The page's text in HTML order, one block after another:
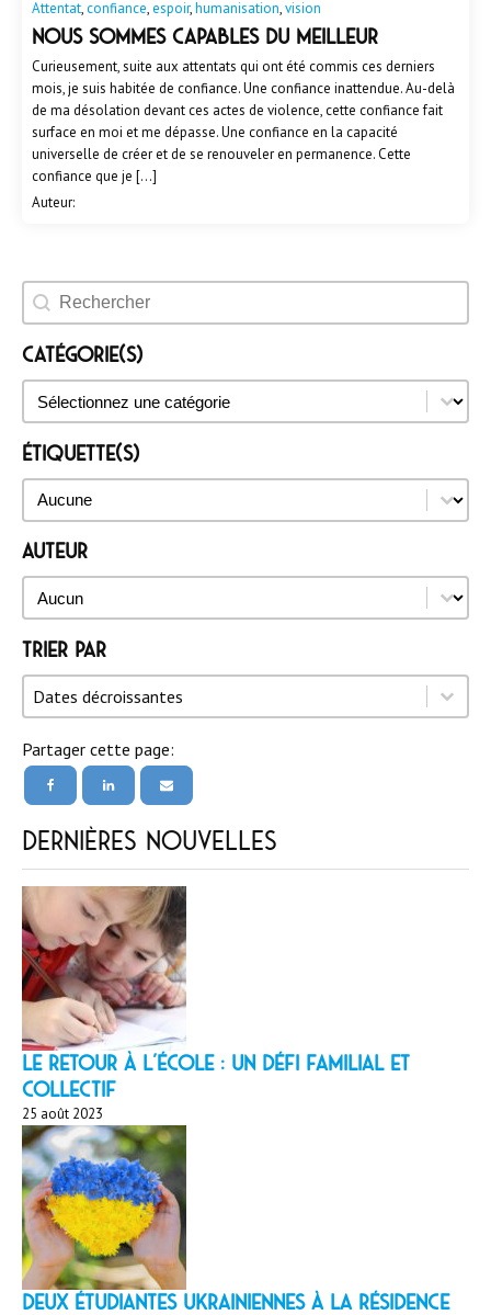
Attentat,confiance,espoir,humanisation,vision
NOUS SOMMES CAPABLES DU MEILLEUR
Curieusement, suite aux attentats qui ont été commis ces derniers
mois, je suis habitée de confiance. Une confiance inattendue. Au-delà
de ma désolation devant ces actes de violence, cette confiance fait
surface en moi et me dépasse. Une confiance en la capacité
universelle de créer et de se renouveler en permanence. Cette
confiance que je […]
Auteur:
Rechercher un évènement
Catégorie(s)
Catégorie(s)
Catégorie(s)
Étiquette(s)
Étiquette(s)
Étiquette(s)
Auteur
Auteur
Auteur
Trier par
Trier par
Trier par
Dates décroissantes
Trier par
Partager cette page:
Dernières nouvelles
LE RETOUR À L’ÉCOLE : un défi familial et
collectif
25 août 2023
Deux étudiantes ukrainiennes à la résidence